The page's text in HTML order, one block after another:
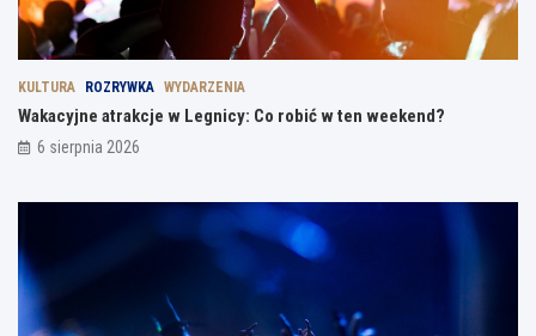
KULTURA ROZRYWKA WYDARZENIA
Wakacyjne atrakcje w Legnicy: Co robić w ten weekend?
6 sierpnia 2026